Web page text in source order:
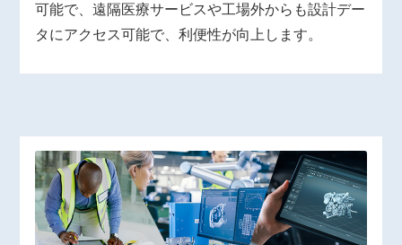
可能で、遠隔医療サービスや工場外からも設計デー
タにアクセス可能で、利便性が向上します。